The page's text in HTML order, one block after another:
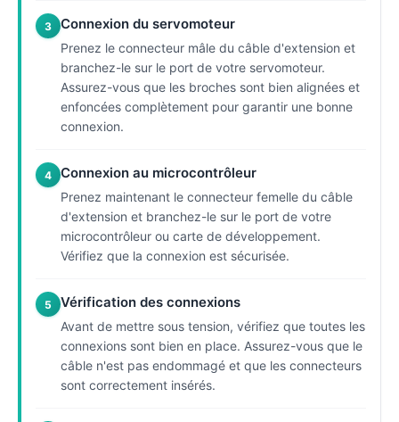
3 Connexion du servomoteur
Prenez le connecteur mâle du câble d'extension et
branchez-le sur le port de votre servomoteur.
Assurez-vous que les broches sont bien alignées et
enfoncées complètement pour garantir une bonne
connexion.
4 Connexion au microcontrôleur
Prenez maintenant le connecteur femelle du câble
d'extension et branchez-le sur le port de votre
microcontrôleur ou carte de développement.
Vérifiez que la connexion est sécurisée.
5 Vérification des connexions
Avant de mettre sous tension, vérifiez que toutes les
connexions sont bien en place. Assurez-vous que le
câble n'est pas endommagé et que les connecteurs
sont correctement insérés.